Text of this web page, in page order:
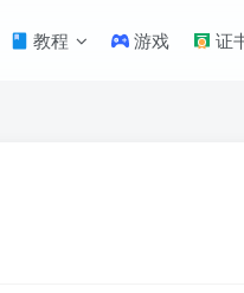
教程 游戏 证